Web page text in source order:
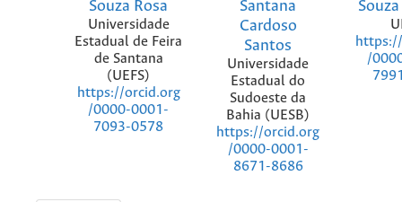
Souza Rosa
Universidade
Estadual de Feira
de Santana
(UEFS)
https://orcid.org
/0000-0001-
7093-0578
Santana
Cardoso
Santos
Universidade
Estadual do
Sudoeste da
Bahia (UESB)
https://orcid.org
/0000-0001-
8671-8686
/